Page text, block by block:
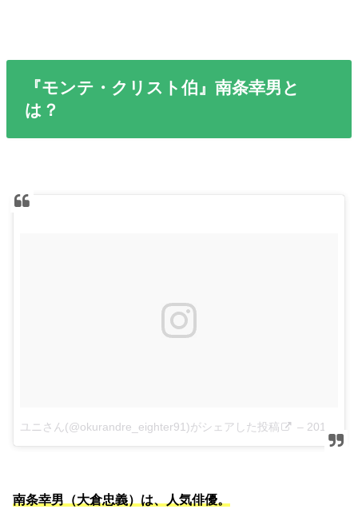
『モンテ・クリスト伯』南条幸男と
は？
ユニさん(@okurandre_eighter91)がシェアした投稿 – 2018年 5月月18日午前3時03分PDT
南条幸男（大倉忠義）は、人気俳優。